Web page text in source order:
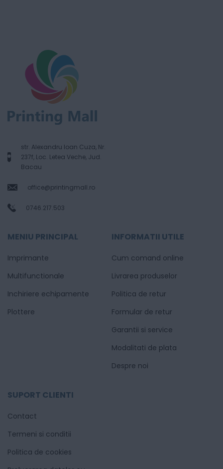
str. Alexandru Ioan Cuza, Nr.
237f, Loc. Letea Veche, Jud.
Bacau
office@printingmall.ro
0746.217.503
MENIU PRINCIPAL
Imprimante
Multifunctionale
Inchiriere echipamente
Plottere
INFORMATII UTILE
Cum comand online
Livrarea produselor
Politica de retur
Formular de retur
Garantii si service
Modalitati de plata
Despre noi
SUPORT CLIENTI
Contact
Termeni si conditii
Politica de cookies